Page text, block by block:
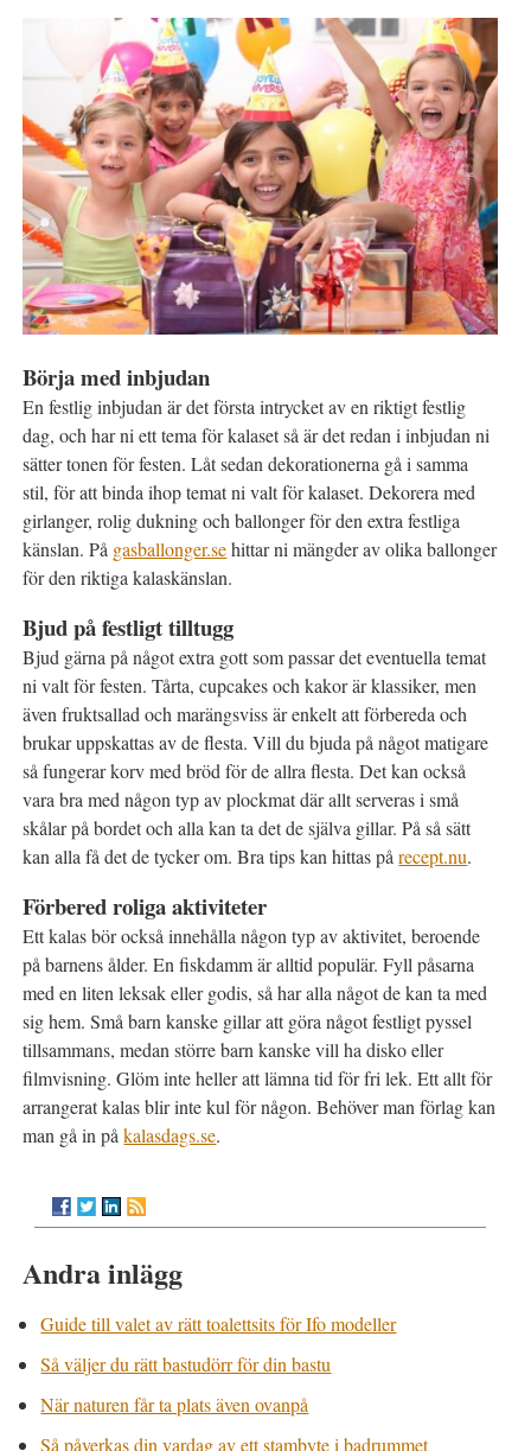
Börja med inbjudan
En festlig inbjudan är det första intrycket av en riktigt festlig
dag, och har ni ett tema för kalaset så är det redan i inbjudan ni
sätter tonen för festen. Låt sedan dekorationerna gå i samma
stil, för att binda ihop temat ni valt för kalaset. Dekorera med
girlanger, rolig dukning och ballonger för den extra festliga
känslan. På gasballonger.sehittar ni mängder av olika ballonger
för den riktiga kalaskänslan.
Bjud på festligt tilltugg
Bjud gärna på något extra gott som passar det eventuella temat
ni valt för festen. Tårta, cupcakes och kakor är klassiker, men
även fruktsallad och marängsviss är enkelt att förbereda och
brukar uppskattas av de flesta. Vill du bjuda på något matigare
så fungerar korv med bröd för de allra flesta. Det kan också
vara bra med någon typ av plockmat där allt serveras i små
skålar på bordet och alla kan ta det de själva gillar. På så sätt
kan alla få det de tycker om. Bra tips kan hittas pårecept.nu.
Förbered roliga aktiviteter
Ett kalas bör också innehålla någon typ av aktivitet, beroende
på barnens ålder. En fiskdamm är alltid populär. Fyll påsarna
med en liten leksak eller godis, så har alla något de kan ta med
sig hem. Små barn kanske gillar att göra något festligt pyssel
tillsammans, medan större barn kanske vill ha disko eller
filmvisning. Glöm inte heller att lämna tid för fri lek. Ett allt för
arrangerat kalas blir inte kul för någon. Behöver man förlag kan
man gå in påkalasdags.se.
Andra inlägg
Guide till valet av rätt toalettsits för Ifo modeller
Så väljer du rätt bastudörr för din bastu
När naturen får ta plats även ovanpå
Så påverkas din vardag av ett stambyte i badrummet